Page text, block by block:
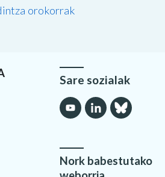
orokorrak
Sare sozialak
Nork babestutako